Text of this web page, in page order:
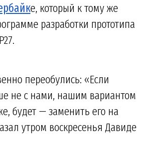
е, который к тому же
разработки прототипа
переобулись: «Если
не с нами, нашим вариантом
будет — заменить его на
утром воскресенья Давиде